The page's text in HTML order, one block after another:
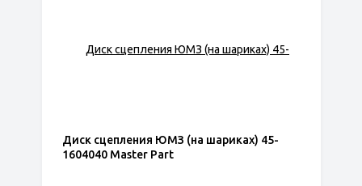
Диск сцепления ЮМЗ (на шариках) 45-
1604040 Master Part